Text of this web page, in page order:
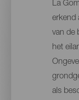
La
erkend
van de
het
als